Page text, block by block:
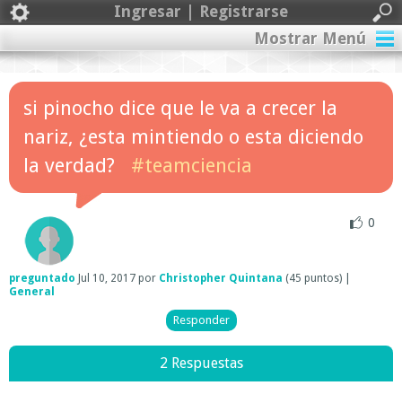
Ingresar | Registrarse
Mostrar Menú
si pinocho dice que le va a crecer la
nariz, ¿esta mintiendo o esta diciendo
la verdad?
#teamciencia
0
preguntado Jul 10, 2017 por Christopher Quintana (45 puntos)
General
2 Respuestas